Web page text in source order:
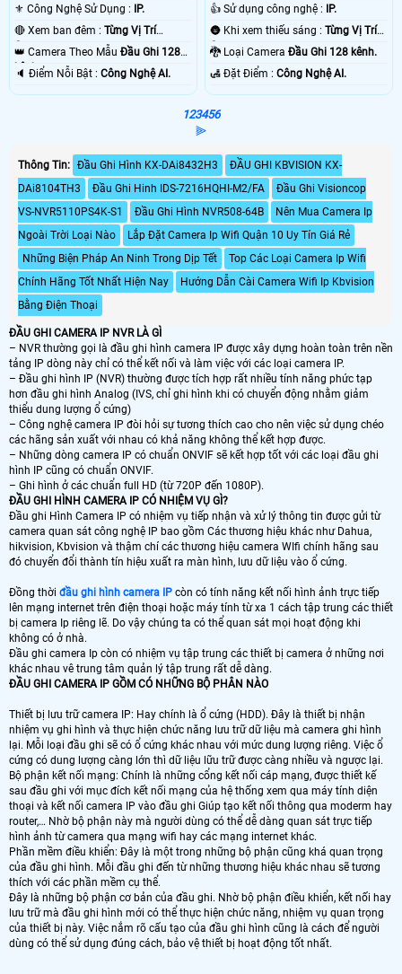
⚜️ Công Nghệ Sử Dụng :
IP.
🔴 Xem ban đêm : Từng Vị Trí
Camera .
👑 Camera Theo Mẫu Đầu Ghi 128
kênh.
️🔈 Điểm Nỗi Bật : Công Nghệ AI.
👍 Sử dụng công nghệ :
IP.
🌚 Khi xem thiếu sáng :Từng Vị Trí
Camera .
🐉️ Loại CameraĐầu Ghi 128 kênh.
️🛃 Đặt Điểm :Công Nghệ AI.
123456
⫸
Thông Tin: Đầu Ghi Hình KX-DAi8432H3
ĐẦU GHI KBVISION KX-
DAi8104TH3
Đầu Ghi Hinh IDS-7216HQHI-M2/FA
Đầu Ghi Visioncop
VS-NVR5110PS4K-S1
Đầu Ghi Hình NVR508-64B
Nên Mua Camera Ip
Ngoài Trời Loại Nào
Lắp Đặt Camera Ip Wifi Quận 10 Uy Tín Giá Rẻ
Những Biện Pháp An Ninh Trong Dịp Tết
Top Các Loại Camera Ip Wifi
Chính Hãng Tốt Nhất Hiện Nay
Hướng Dẫn Cài Camera Wifi Ip Kbvision
Bằng Điện Thoại
ĐẦU GHI CAMERA IP NVR LÀ GÌ
– NVR thường gọi là đầu ghi hình camera IP được xây dựng hoàn toàn trên nền
tảng IP dòng này chỉ có thể kết nối và làm việc với các loại camera IP.
– Đầu ghi hình IP (NVR) thường được tích hợp rất nhiều tính năng phức tạp
hơn đầu ghi hình Analog (IVS, chỉ ghi hình khi có chuyển động nhằm giảm
thiểu dung lượng ổ cứng)
– Công nghệ camera IP đòi hỏi sự tương thích cao cho nên việc sử dụng chéo
các hãng sản xuất với nhau có khả năng không thể kết hợp được.
– Những dòng camera IP có chuẩn ONVIF sẽ kết hợp tốt với các loại đầu ghi
hình IP cũng có chuẩn ONVIF.
– Ghi hình ở các chuẩn full HD (từ 720P đến 1080P).
ĐẦU GHI HÌNH CAMERA IP CÓ NHIỆM VỤ GÌ?
Đầu ghi Hình Camera IP có nhiệm vụ tiếp nhận và xử lý thông tin được gửi từ
camera quan sát công nghệ IP bao gồm Các thương hiệu khác như Dahua,
hikvision, Kbvision và thậm chí các thương hiệu camera WIfi chính hãng sau
đó chuyển đổi thành tín hiệu xuất ra màn hình, lưu dữ liệu vào ổ cứng.
Đồng thời đầu ghi hình camera IP còn có tính năng kết nối hình ảnh trực tiếp
lên mạng internet trên điện thoại hoặc máy tính từ xa 1 cách tập trung các thiết
bị camera Ip riêng lẽ. Do vậy chúng ta có thể quan sát mọi hoạt động khi
không có ở nhà.
Đầu ghi camera Ip còn có nhiệm vụ tập trung các thiết bị camera ở những nơi
khác nhau vê trung tâm quản lý tập trung rất dễ dàng.
ĐẦU GHI CAMERA IP GỒM CÓ NHỮNG BỘ PHÂN NÀO
Thiết bị lưu trữ camera IP: Hay chính là ổ cứng (HDD). Đây là thiết bị nhận
nhiệm vụ ghi hình và thực hiện chức năng lưu trữ dữ liệu mà camera ghi hình
lại. Mỗi loại đầu ghi sẽ có ổ cứng khác nhau với mức dung lượng riêng. Việc ổ
cứng có dung lượng càng lớn thì dữ liệu lữu trữ được càng nhiều và ngược lại.
Bộ phận kết nối mạng: Chính là những cổng kết nối cáp mạng, được thiết kế
sau đầu ghi với mục đích kết nối mạng của hệ thống xem qua máy tính diện
thoại và kết nối camera IP vào đầu ghi Giúp tạo kết nối thông qua moderm hay
router,… Nhờ bộ phận này mà người dùng có thể dễ dàng quan sát trực tiếp
hình ảnh từ camera qua mạng wifi hay các mạng internet khác.
Phần mềm điều khiển: Đây là một trong những bộ phận cũng khá quan trọng
của đầu ghi hình. Mỗi đầu ghi đến từ những thương hiệu khác nhau sẽ tương
thích với các phần mềm cụ thể.
Đây là những bộ phận cơ bản của đầu ghi. Nhờ bộ phận điều khiển, kết nối hay
lưu trữ mà đầu ghi hình mới có thể thực hiện chức năng, nhiệm vụ quan trọng
của thiết bị này. Việc nắm rõ cấu tạo của đầu ghi hình cũng là cách để người
dùng có thể sử dụng đúng cách, bảo vệ thiết bị hoạt động tốt nhất.